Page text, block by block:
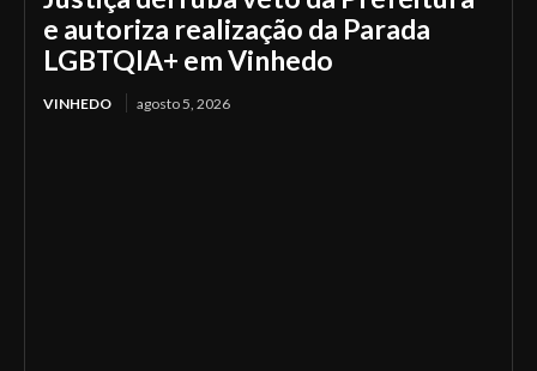
e autoriza realização da Parada
LGBTQIA+ em Vinhedo
VINHEDO agosto 5, 2026